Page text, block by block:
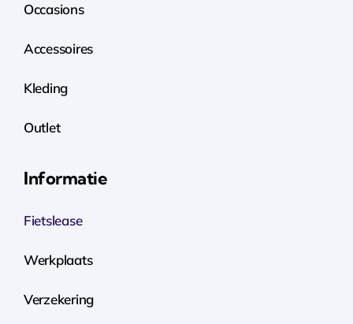
Occasions
Accessoires
Kleding
Outlet
Informatie
Fietslease
Werkplaats
Verzekering